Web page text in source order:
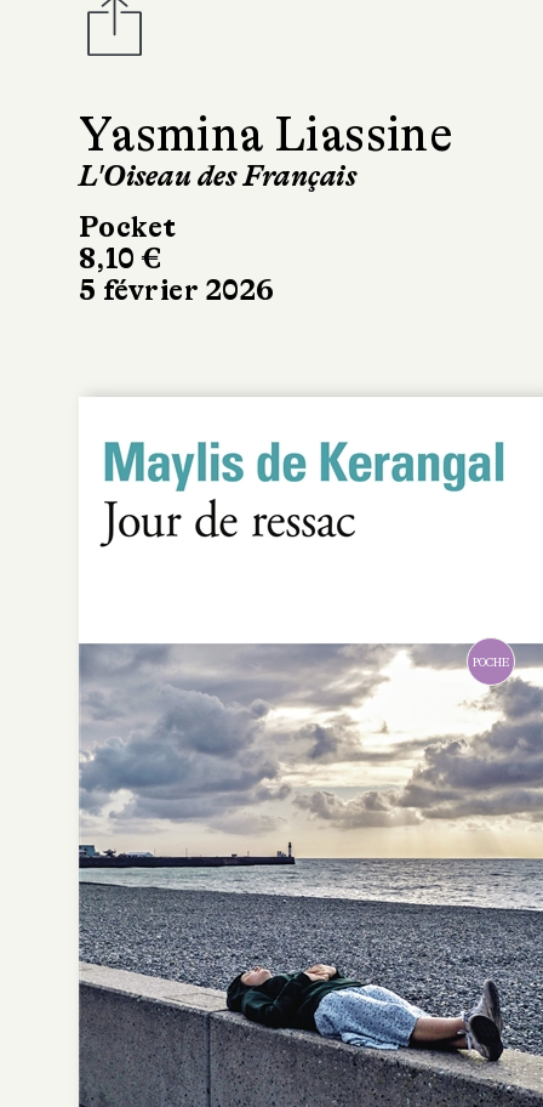
Yasmina Liassine
L'Oiseau des Français
Pocket
8,10 €
5 février 2026
POCHE